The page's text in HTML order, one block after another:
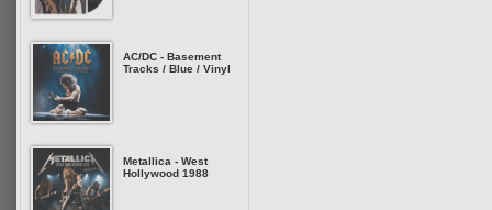
AC/DC - Basement
Tracks / Blue / Vinyl
Metallica - West
Hollywood 1988